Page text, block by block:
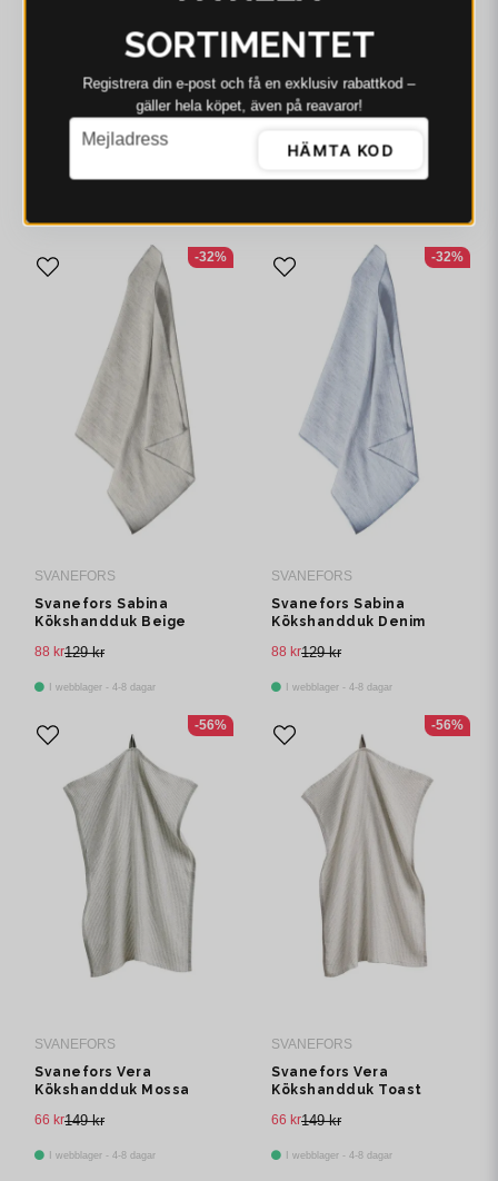
Svanefors Julie
Kökshandduk Grön 50x70
149 kr
SVANEFORS
Kökshandduk Havre
129 kr
88 kr
SVANEFORS
Svanefors Sabina
Kökshandduk Beige
129 kr
88 kr
I webblager - 4-8 dagar
-32%
SVANEFORS
Svanefors Sabina
Kökshandduk Denim
129 kr
88 kr
I webblager - 4-8 dagar
-32%
SVANEFORS
Svanefors Vera
Kökshandduk Mossa
149 kr
66 kr
I webblager - 4-8 dagar
-56%
SVANEFORS
Svanefors Vera
Kökshandduk Toast
149 kr
66 kr
I webblager - 4-8 dagar
-56%
SORTIMENTET
Registrera din e‑post och få en exklusiv rabattkod –
gäller hela köpet, även på reavaror!
email
Mejladress
HÄMTA KOD